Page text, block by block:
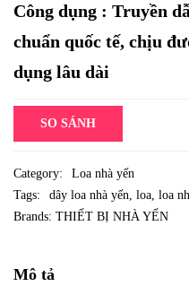
Công dụng : Truyền
chuẩn quốc tế, chịu
dụng lâu dài
SO SÁNH
Category:
Loa nhà yến
Tags:
dây loa nhà yến, loa, loa
Brands: THIẾT BỊ NHÀ YẾN
Mô tả